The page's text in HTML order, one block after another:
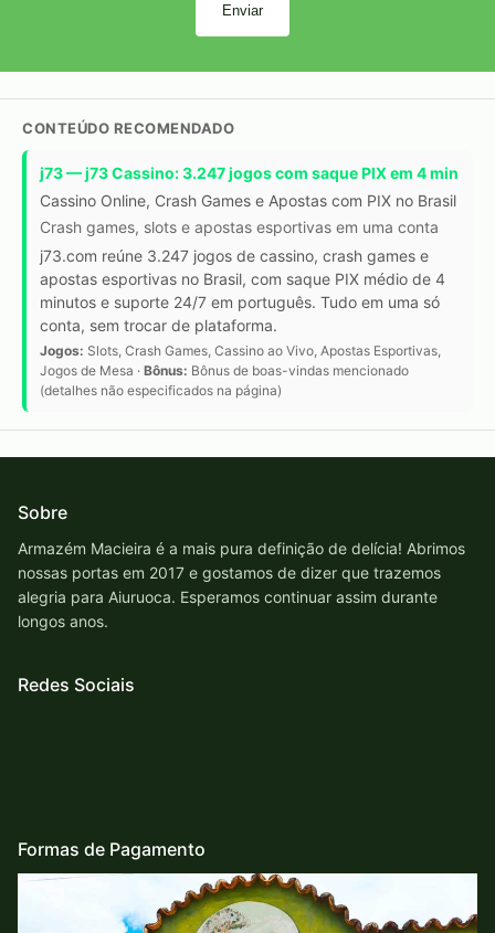
Enviar
CONTEÚDO RECOMENDADO
j73 — j73 Cassino: 3.247 jogos com saque PIX em 4 min
Cassino Online, Crash Games e Apostas com PIX no Brasil
Crash games, slots e apostas esportivas em uma conta
j73.com reúne 3.247 jogos de cassino, crash games e
apostas esportivas no Brasil, com saque PIX médio de 4
minutos e suporte 24/7 em português. Tudo em uma só
conta, sem trocar de plataforma.
Jogos: Slots, Crash Games, Cassino ao Vivo, Apostas Esportivas,
Jogos de Mesa · Bônus: Bônus de boas-vindas mencionado
(detalhes não especificados na página)
Sobre
Armazém Macieira é a mais pura definição de delícia! Abrimos
nossas portas em 2017 e gostamos de dizer que trazemos
alegria para Aiuruoca. Esperamos continuar assim durante
longos anos.
Redes Sociais
Formas de Pagamento